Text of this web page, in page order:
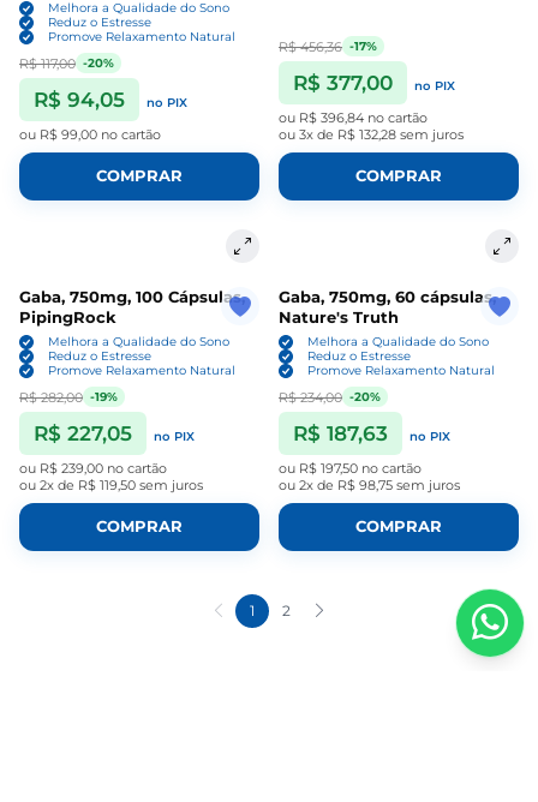
Melhora a Qualidade do Sono
Reduz o Estresse
Promove Relaxamento Natural
R$ 117,00 -20%
R$ 94,05 no PIX
ou R$ 99,00 no cartão
COMPRAR
R$ 456,36 -17%
R$ 377,00 no PIX
ou R$ 396,84 no cartão
ou 3x de R$ 132,28 sem juros
COMPRAR
Gaba, 750mg, 100 Cápsulas,
PipingRock
Melhora a Qualidade do Sono
Reduz o Estresse
Promove Relaxamento Natural
R$ 282,00 -19%
R$ 227,05 no PIX
ou R$ 239,00 no cartão
ou 2x de R$ 119,50 sem juros
COMPRAR
Gaba, 750mg, 60 cápsulas,
Nature's Truth
Melhora a Qualidade do Sono
Reduz o Estresse
Promove Relaxamento Natural
R$ 234,00 -20%
R$ 187,63 no PIX
ou R$ 197,50 no cartão
ou 2x de R$ 98,75 sem juros
COMPRAR
1 2